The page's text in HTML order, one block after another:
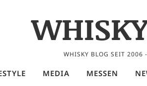
WHISKY BLOG SEIT 2006
MEDIA MESSEN